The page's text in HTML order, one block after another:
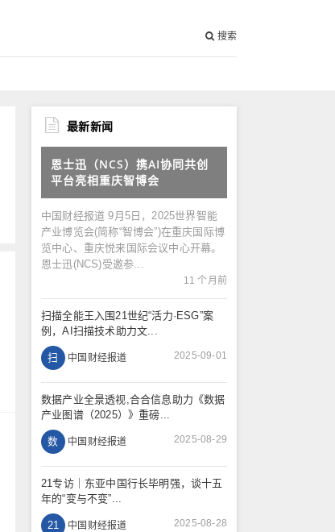
搜索
最新新闻
恩士迅（NCS）携AI协同共创
平台亮相重庆智博会
中国财经报道 9月5日，2025世界智能
产业博览会(简称“智博会”)在重庆国际博
览中心、重庆悦来国际会议中心开幕。
恩士迅(NCS)受邀参...
11 个月前
扫描全能王入围21世纪“活力·ESG”案
例，AI扫描技术助力文...
扫 中国财经报道 2025-09-01
数据产业全景透视,合合信息助力《数据
产业图谱（2025）》重磅...
数 中国财经报道 2025-08-29
21专访｜东亚中国行长毕明强，谈十五
年的“变与不变”...
21 中国财经报道 2025-08-28